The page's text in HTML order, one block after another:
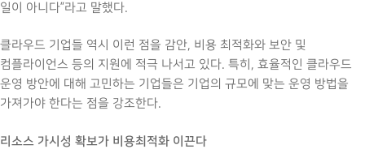
일이 아니다”라고 말했다.
클라우드 기업들 역시 이런 점을 감안, 비용 최적화와 보안 및
컴플라이언스 등의 지원에 적극 나서고 있다. 특히, 효율적인 클라우드
운영 방안에 대해 고민하는 기업들은 기업의 규모에 맞는 운영 방법을
가져가야 한다는 점을 강조한다.
리소스 가시성 확보가 비용최적화 이끈다